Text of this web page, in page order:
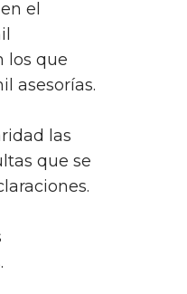
el
los que
asesorías.
las
que se